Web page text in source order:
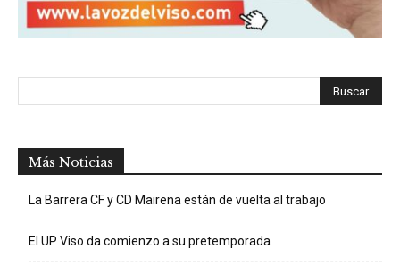
Más Noticias
La Barrera CF y CD Mairena están de vuelta al trabajo
El UP Viso da comienzo a su pretemporada